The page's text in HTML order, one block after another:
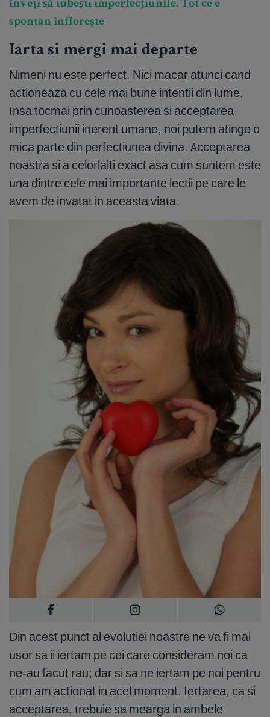
înveți să iubești imperfecțiunile. Tot ce e
spontan înflorește
Iarta si mergi mai departe
Nimeni nu este perfect. Nici macar atunci cand
actioneaza cu cele mai bune intentii din lume.
Insa tocmai prin cunoasterea si acceptarea
imperfectiunii inerent umane, noi putem atinge o
mica parte din perfectiunea divina. Acceptarea
noastra si a celorlalti exact asa cum suntem este
una dintre cele mai importante lectii pe care le
avem de invatat in aceasta viata.
Din acest punct al evolutiei noastre ne va fi mai
usor sa ii iertam pe cei care consideram noi ca
ne-au facut rau; dar si sa ne iertam pe noi pentru
cum am actionat in acel moment. Iertarea, ca si
acceptarea, trebuie sa mearga in ambele